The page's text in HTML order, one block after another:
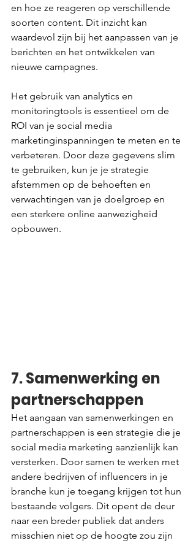
en hoe ze reageren op verschillende
soorten content. Dit inzicht kan
waardevol zijn bij het aanpassen van je
berichten en het ontwikkelen van
nieuwe campagnes.
Het gebruik van analytics en
monitoringtools is essentieel om de
ROI van je social media
marketinginspanningen te meten en te
verbeteren. Door deze gegevens slim
te gebruiken, kun je je strategie
afstemmen op de behoeften en
verwachtingen van je doelgroep en
een sterkere online aanwezigheid
opbouwen.
7. Samenwerking en
partnerschappen
Het aangaan van samenwerkingen en
partnerschappen is een strategie die je
social media marketing aanzienlijk kan
versterken. Door samen te werken met
andere bedrijven of influencers in je
branche kun je toegang krijgen tot hun
bestaande volgers. Dit opent de deur
naar een breder publiek dat anders
misschien niet op de hoogte zou zijn